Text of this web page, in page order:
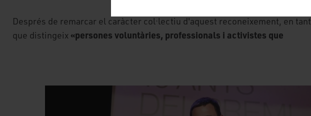
Després de remarcar el caràcter col·lectiu d'aquest reconeixement, en tant
que distingeix «persones voluntàries, professionals i activistes que